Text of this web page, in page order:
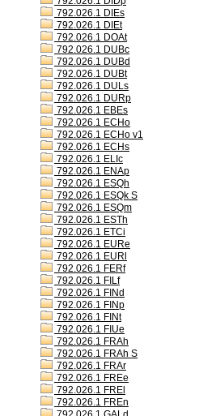
792.026.1 DIEs
792.026.1 DIEt
792.026.1 DOAt
792.026.1 DUBc
792.026.1 DUBd
792.026.1 DUBt
792.026.1 DULs
792.026.1 DURp
792.026.1 EBEs
792.026.1 ECHo
792.026.1 ECHo v1
792.026.1 ECHs
792.026.1 ELIc
792.026.1 ENAp
792.026.1 ESQh
792.026.1 ESQk S
792.026.1 ESQm
792.026.1 ESTh
792.026.1 ETCi
792.026.1 EURe
792.026.1 EURl
792.026.1 FERf
792.026.1 FILf
792.026.1 FINd
792.026.1 FINp
792.026.1 FINt
792.026.1 FIUe
792.026.1 FRAh
792.026.1 FRAh S
792.026.1 FRAr
792.026.1 FREe
792.026.1 FREl
792.026.1 FREn